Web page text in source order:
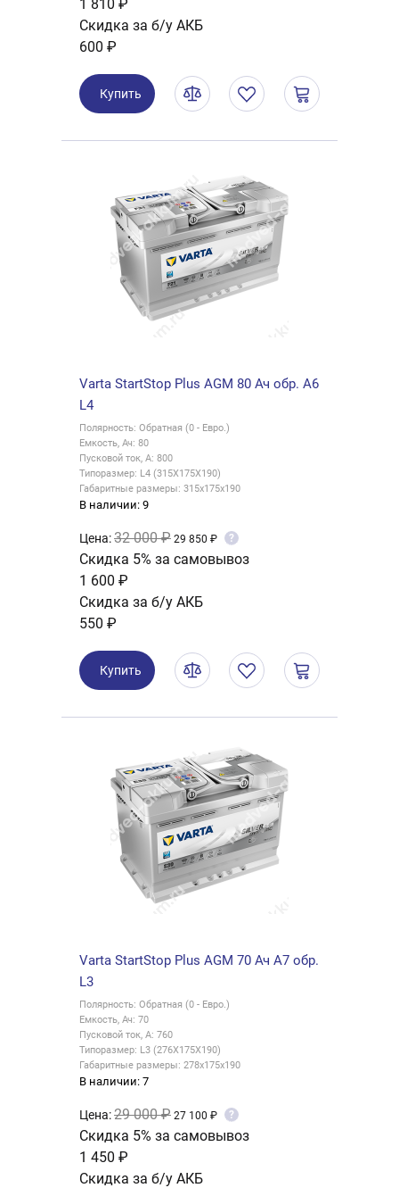
1 810 ₽
Скидка за б/у АКБ
600 ₽
Купить
Varta StartStop Plus AGM 80 Ач обр. А6
L4
Полярность: Обратная (0 - Евро.)
Емкость, Ач: 80
Пусковой ток, А: 800
Типоразмер: L4 (315X175X190)
Габаритные размеры: 315х175х190
В наличии: 9
Цена:32 000 ₽ 29 850 ₽ ?
Скидка 5% за самовывоз
1 600 ₽
Скидка за б/у АКБ
550 ₽
Купить
Varta StartStop Plus AGM 70 Ач A7 обр.
L3
Полярность: Обратная (0 - Евро.)
Емкость, Ач: 70
Пусковой ток, А: 760
Типоразмер: L3 (276X175X190)
Габаритные размеры: 278х175х190
В наличии: 7
Цена:29 000 ₽ 27 100 ₽ ?
Скидка 5% за самовывоз
1 450 ₽
Скидка за б/у АКБ